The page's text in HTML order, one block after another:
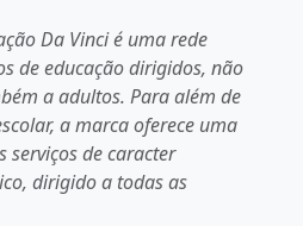
Da Vinci é uma rede
de educação dirigidos, não
a adultos. Para além de
a marca oferece uma
serviços de caracter
dirigido a todas as